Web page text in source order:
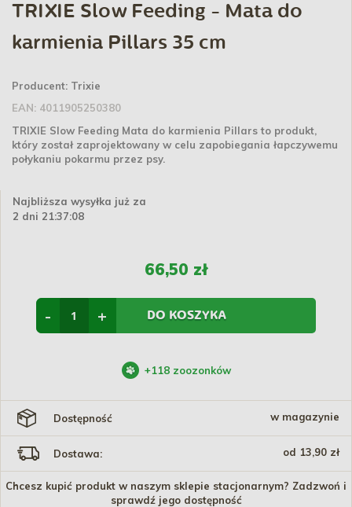
TRIXIE Slow Feeding - Mata do
karmienia Pillars 35 cm
Producent: Trixie
EAN: 4011905250380
TRIXIE Slow Feeding Mata do karmienia Pillars to produkt,
który został zaprojektowany w celu zapobiegania łapczywemu
połykaniu pokarmu przez psy.
Najbliższa wysyłka już za
2 dni 21:37:08
66,50 zł
+
- DO KOSZYKA
+118 zoozonków
Dostępność w magazynie
Dostawa: od 13,90 zł
Chcesz kupić produkt w naszym sklepie stacjonarnym? Zadzwoń i
sprawdź jego dostępność